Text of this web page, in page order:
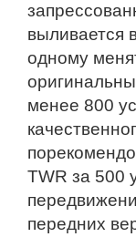
выливается
одному
менее 800
TWR за 500
передних